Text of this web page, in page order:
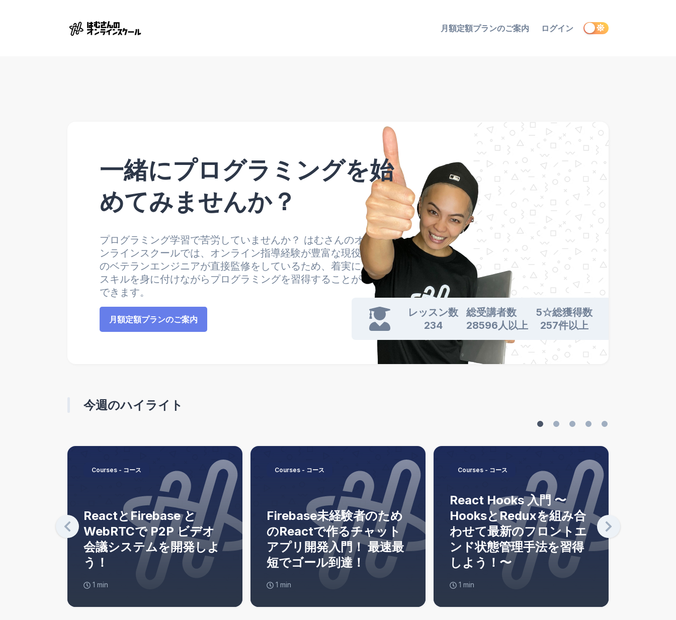
月額定額プランのご案内 ログイン
一緒にプログラミングを始
めてみませんか？
プログラミング学習で苦労していませんか？ はむさんのオ
ンラインスクールでは、オンライン指導経験が豊富な現役
のベテランエンジニアが直接監修をしているため、着実に
スキルを身に付けながらプログラミングを習得することが
できます。
月額定額プランのご案内
レッスン数
234
総受講者数
28596人以上
5☆総獲得数
257件以上
今週のハイライト
Courses - コース
ReactとFirebase と
WebRTCで P2P ビデオ
会議システムを開発しよ
う！
1 min
Courses - コース
Firebase未経験者のため
のReactで作るチャット
アプリ開発入門！ 最速最
短でゴール到達！
1 min
Courses - コース
React Hooks 入門 〜
HooksとReduxを組み合
わせて最新のフロントエ
ンド状態管理手法を習得
しよう！〜
1 min